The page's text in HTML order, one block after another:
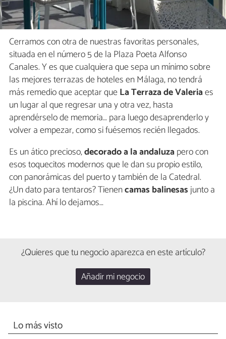
Cerramos con otra de nuestras favoritas personales,
situada en el número 5 de la Plaza Poeta Alfonso
Canales. Y es que cualquiera que sepa un mínimo sobre
las mejores terrazas de hoteles en Málaga, no tendrá
más remedio que aceptar queLa Terraza de Valeriaes
un lugar al que regresar una y otra vez, hasta
aprendérselo de memoria… para luego desaprenderlo y
volver a empezar, como si fuésemos recién llegados.
Es un ático precioso,decorado a la andaluzapero con
esos toquecitos modernos que le dan su propio estilo,
con panorámicas del puerto y también de la Catedral.
¿Un dato para tentaros? Tienencamas balinesasjunto a
la piscina. Ahí lo dejamos…
¿Quieres que tu negocio aparezca en este artículo?
Añadir mi negocio
Lo más visto